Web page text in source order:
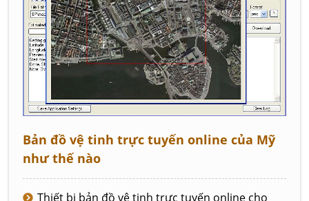
Bản đồ vệ tinh trực tuyến online của Mỹ
như thế nào
Thiết bị bản đồ vệ tinh trực tuyến online cho